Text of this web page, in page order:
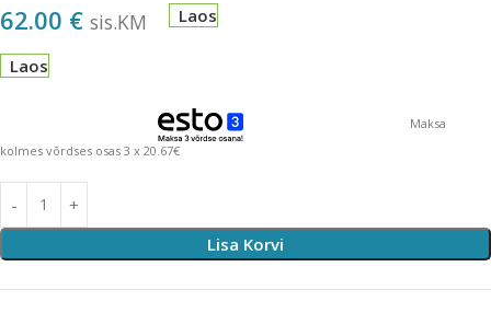
62.00 € sis.KM Laos
Laos
Maksa
kolmes võrdses osas 3 x 20.67€
Lisa Korvi